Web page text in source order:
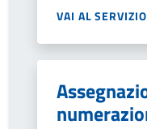
VAI AL SERVIZIO